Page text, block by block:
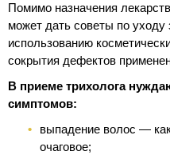
Помимо назначения
может дать советы по уходу
использованию
сокрытия дефектов
В приеме трихолога
симптомов:
выпадение волос —
очаговое;